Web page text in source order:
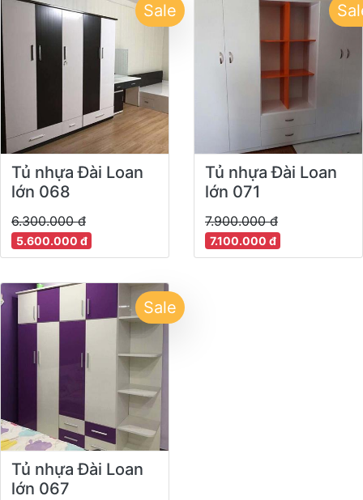
Sale
Tủ nhựa Đài Loan
lớn 068
6.300.000 đ
5.600.000 đ
Tủ nhựa Đài Loan
lớn 071
7.900.000 đ
7.100.000 đ
Sale
Tủ nhựa Đài Loan
lớn 067